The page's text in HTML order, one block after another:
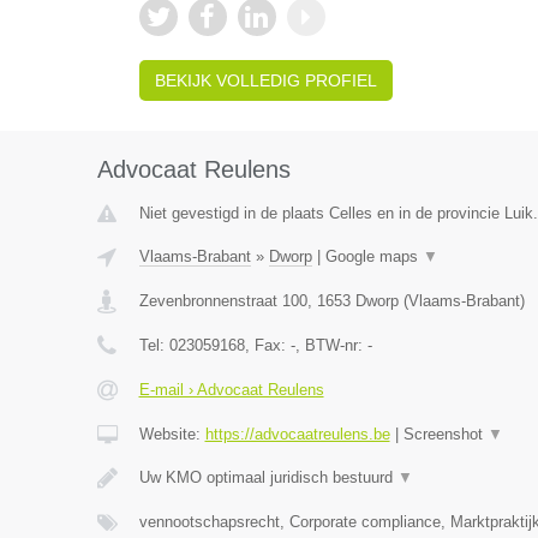
BEKIJK VOLLEDIG PROFIEL
Advocaat Reulens
Niet gevestigd in de plaats Celles en in de provincie Luik.
Vlaams-Brabant» Dworp| Google maps ▼
Zevenbronnenstraat 100, 1653 Dworp(Vlaams-Brabant)
Tel: 023059168, Fax: -, BTW-nr: -
E-mail › Advocaat Reulens
Website: https://advocaatreulens.be| Screenshot ▼
Uw KMO optimaal juridisch bestuurd ▼
vennootschapsrecht, Corporate compliance,